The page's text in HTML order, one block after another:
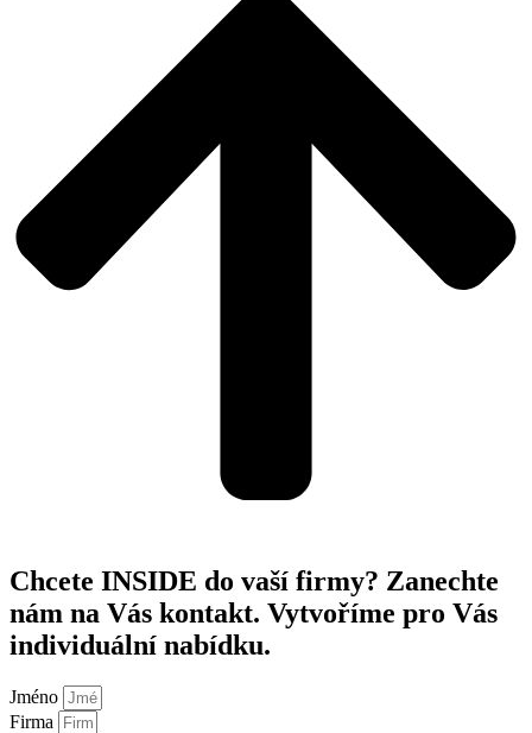
Chcete INSIDE do vaší firmy? Zanechte
nám na Vás kontakt. Vytvoříme pro Vás
individuální nabídku.
Jméno
Firma